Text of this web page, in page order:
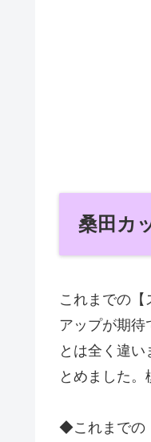
桑田カ
これまでの【
アップが期待
とは全く違
とめました。
◆これまでの